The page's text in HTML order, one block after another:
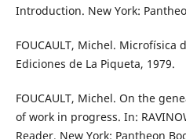
Introduction. New York:
FOUCAULT, Michel. Microfísica
Ediciones de La Piqueta, 1979.
FOUCAULT, Michel. On the
of work in progress. In:
Reader. New York: Pantheon